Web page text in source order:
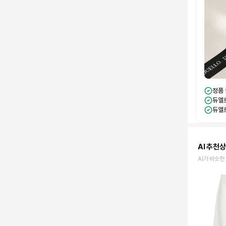
정품
듀엘
듀엘
AI 추천
AI가 비슷한